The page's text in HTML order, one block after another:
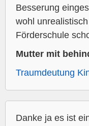
Besserung
wohl
Förderschule
Mutter mit
Traumdeutung
Danke ja es ist